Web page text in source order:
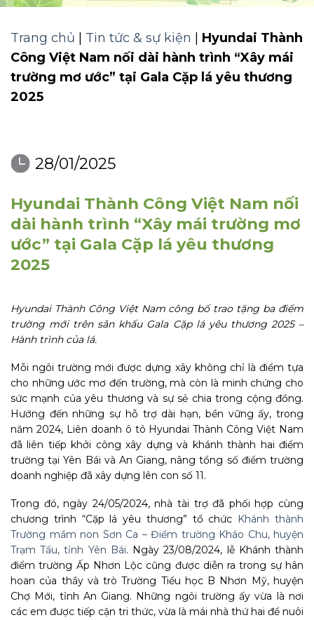
Trang chủ Tin tức & sự kiện
Hyundai Thành
Công Việt Nam nối dài hành trình “Xây mái
trường mơ ước” tại Gala Cặp lá yêu thương
2025
28/01/2025
Hyundai Thành Công Việt Nam nối
dài hành trình “Xây mái trường mơ
ước” tại Gala Cặp lá yêu thương
2025
Hyundai Thành Công Việt Nam công bố trao tặng ba điểm
trường mới trên sân khấu Gala Cặp lá yêu thương 2025 –
Hành trình của lá.
Mỗi ngôi trường mới được dựng xây không chỉ là điểm tựa
cho những ước mơ đến trường, mà còn là minh chứng cho
sức mạnh của yêu thương và sự sẻ chia trong cộng đồng.
Hướng đến những sự hỗ trợ dài hạn, bền vững ấy, trong
năm 2024, Liên doanh ô tô Hyundai Thành Công Việt Nam
đã liên tiếp khởi công xây dựng và khánh thành hai điểm
trường tại Yên Bái và An Giang, nâng tổng số điểm trường
doanh nghiệp đã xây dựng lên con số 11.
Trong đó, ngày 24/05/2024, nhà tài trợ đã phối hợp cùng
chương trình “Cặp lá yêu thương” tổ chức
Khánh thành
Trường mầm non Sơn Ca – Điểm trường Kháo Chu, huyện
Trạm Tấu, tỉnh Yên Bái. Ngày 23/08/2024, lễ Khánh thành
điểm trường Ấp Nhơn Lộc cũng được diễn ra trong sự hân
hoan của thầy và trò Trường Tiểu học B Nhơn Mỹ, huyện
Chợ Mới, tỉnh An Giang. Những ngôi trường ấy vừa là nơi
các em được tiếp cận tri thức, vừa là mái nhà thứ hai để nuôi